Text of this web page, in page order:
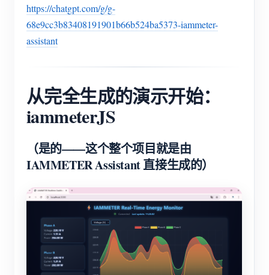
https://chatgpt.com/g/g-
68e9cc3b83408191901b66b524ba5373-iammeter-
assistant
从完全生成的演示开始：
iammeterJS
（是的——这个整个项目就是由
IAMMETER Assistant 直接生成的）